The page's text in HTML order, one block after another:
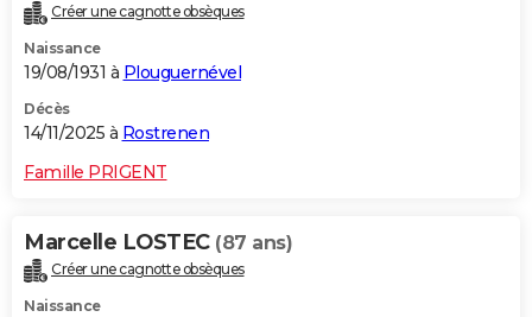
Créer une cagnotte obsèques
Naissance
19/08/1931 à Plouguernével
Décès
14/11/2025 à Rostrenen
Famille PRIGENT
Marcelle LOSTEC (87 ans)
Créer une cagnotte obsèques
Naissance